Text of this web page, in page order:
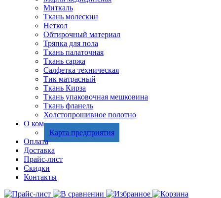
Миткаль
Ткань молескин
Неткол
Обтирочный материал
Тряпка для пола
Ткань палаточная
Ткань саржа
Салфетка техническая
Тик матрасный
Ткань Кирза
Ткань упаковочная мешковина
Ткань фланель
Холстопрошивное полотно
О компании
Карта предприятия
Оплата
Доставка
Прайс-лист
Скидки
Контакты